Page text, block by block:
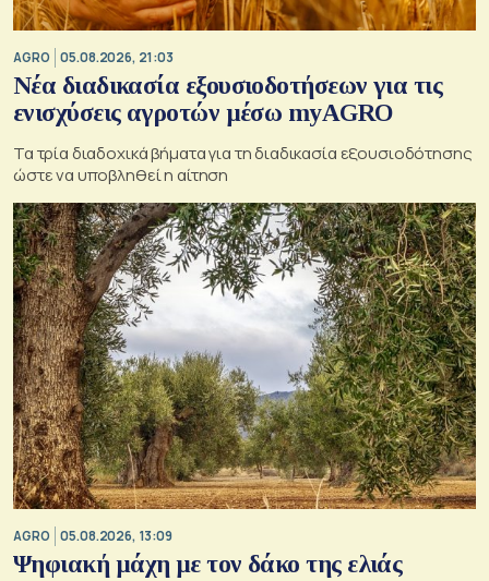
AGRO 05.08.2026, 21:03
Νέα διαδικασία εξουσιοδοτήσεων για τις
ενισχύσεις αγροτών μέσω myAGRO
Τα τρία διαδοχικά βήματα για τη διαδικασία εξουσιοδότησης
ώστε να υποβληθεί η αίτηση
AGRO 05.08.2026, 13:09
Ψηφιακή μάχη με τον δάκο της ελιάς